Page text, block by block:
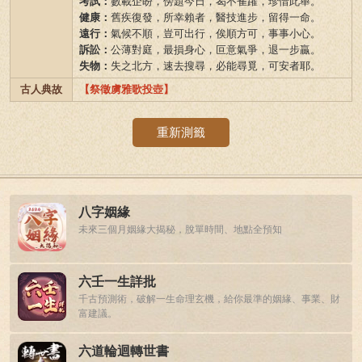
健康： 舊疾復發，所幸賴者，醫技進步，留得一命。
遠行： 氣候不順，豈可出行，俟順方可，事事小心。
訴訟： 公薄對庭，最損身心，叵意氣爭，退一步贏。
失物： 失之北方，速去搜尋，必能尋覓，可安者耶。
古人典故
【祭徵虜雅歌投壺】
重新測籤
八字姻緣
未來三個月姻緣大揭秘，脫單時間、地點全預知
六壬一生詳批
千古預測術，破解一生命理玄機，給你最準的姻緣、事業、財
富建議。
六道輪迴轉世書